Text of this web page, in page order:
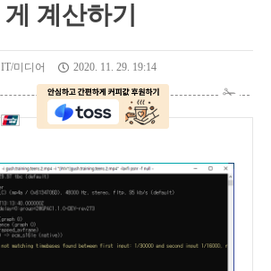
게 계산하기
IT/미디어 2020. 11. 29. 19:14